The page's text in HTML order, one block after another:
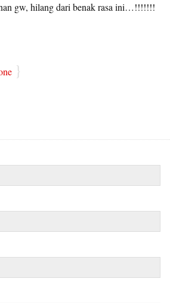
gw, hilang dari benak rasa ini…!!!!!!!
}